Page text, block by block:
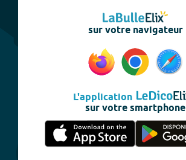
sur votre navigateur
L'application
sur votre smartphone